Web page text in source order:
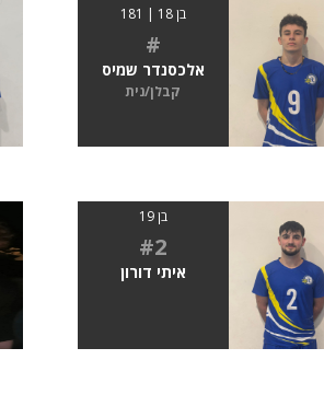
בן 18 | 181
#
אלכסנדר שמיס
קבלן/נית
בן 19
#2
איתי דורון